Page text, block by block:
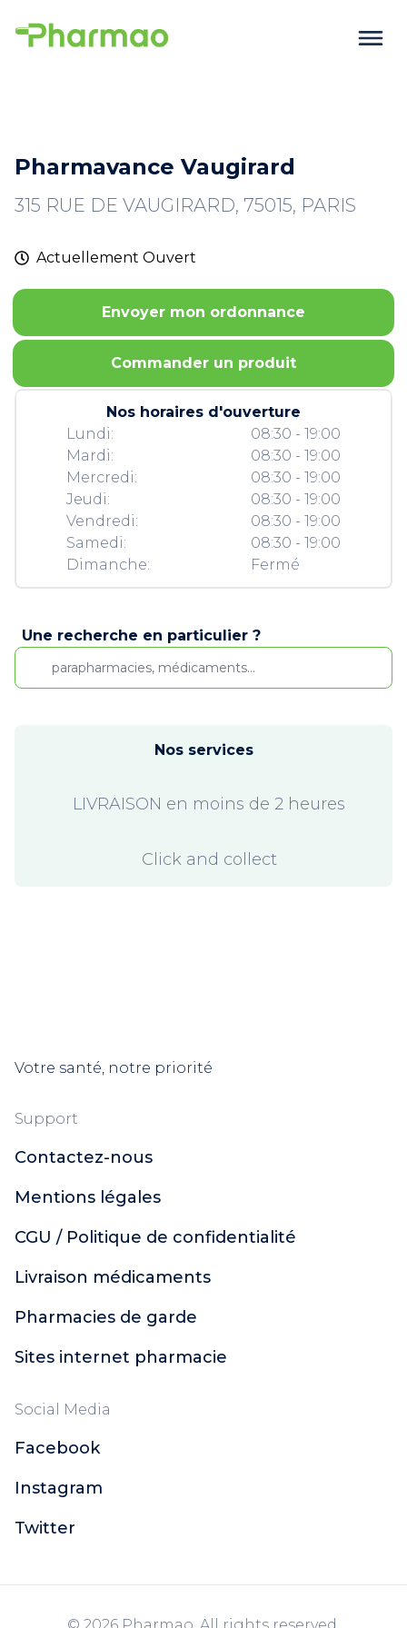
Pharmavance Vaugirard
315 RUE DE VAUGIRARD, 75015, PARIS
Actuellement Ouvert
Envoyer mon ordonnance
Commander un produit
Nos horaires d'ouverture
Lundi:
Mardi:
Mercredi:
Jeudi:
Vendredi:
Samedi:
Dimanche:
08:30 - 19:00
08:30 - 19:00
08:30 - 19:00
08:30 - 19:00
08:30 - 19:00
08:30 - 19:00
Fermé
Une recherche en particulier ?
Nos services
LIVRAISON en moins de 2 heures
Click and collect
Votre santé, notre priorité
Support
Contactez-nous
Mentions légales
CGU / Politique de confidentialité
Livraison médicaments
Pharmacies de garde
Sites internet pharmacie
Social Media
Facebook
Instagram
Twitter